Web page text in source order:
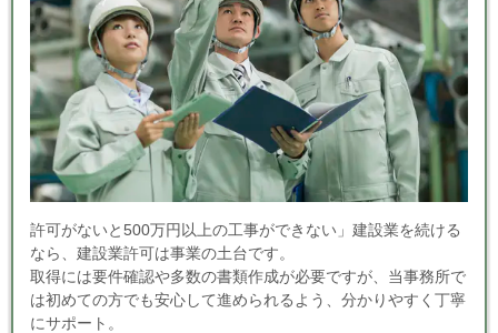
許可がないと500万円以上の工事ができない」建設業を続ける
なら、建設業許可は事業の土台です。
取得には要件確認や多数の書類作成が必要ですが、当事務所で
は初めての方でも安心して進められるよう、分かりやすく丁寧
にサポート。